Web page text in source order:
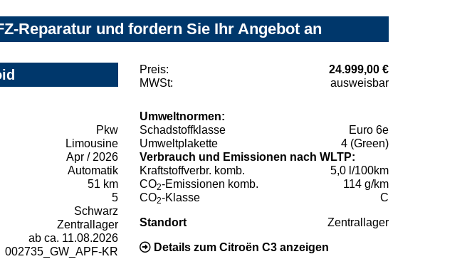
Reparatur und fordern Sie Ihr Angebot an
Preis:
24.999,00 €
MWSt:
ausweisbar
Pkw
Limousine
Apr / 2026
Automatik
51 km
5
Schwarz
Zentrallager
ab ca. 11.08.2026
002735_GW_APF-KR
Umweltnormen:
Schadstoffklasse
Euro 6e
Umweltplakette
4 (Green)
Verbrauch und Emissionen nach WLTP:
Kraftstoffverbr. komb.
5,0 l/100km
CO2-Emissionen komb.
114 g/km
CO2-Klasse C
Standort Zentrallager
Details zum Citroën C3 anzeigen